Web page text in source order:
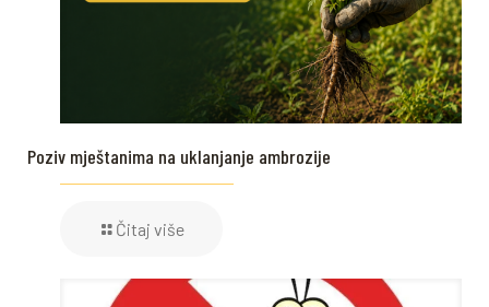
Poziv mještanima na uklanjanje ambrozije
Čitaj više